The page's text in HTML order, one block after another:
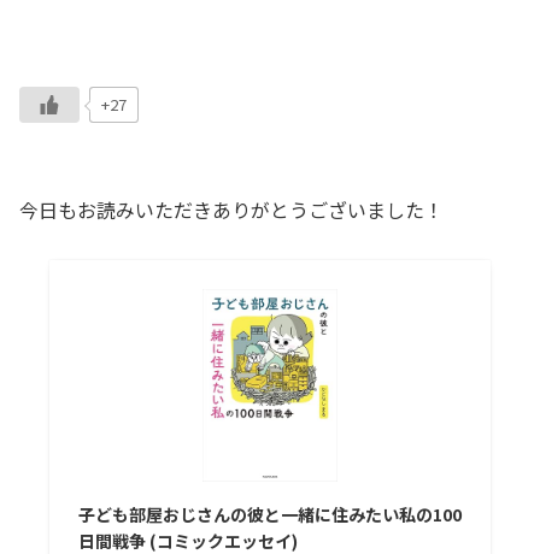
+27
今日もお読みいただきありがとうございました！
子ども部屋おじさんの彼と一緒に住みたい私の100
日間戦争 (コミックエッセイ)